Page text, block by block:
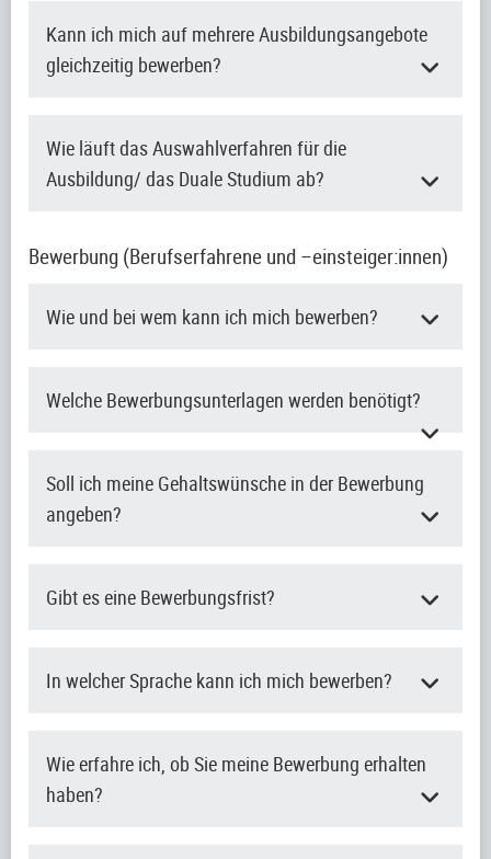
Kann ich mich auf mehrere Ausbildungsangebote
gleichzeitig bewerben?
Wie läuft das Auswahlverfahren für die
Ausbildung/ das Duale Studium ab?
Bewerbung (Berufserfahrene und –einsteiger:innen)
Wie und bei wem kann ich mich bewerben?
Welche Bewerbungsunterlagen werden benötigt?
Soll ich meine Gehaltswünsche in der Bewerbung
angeben?
Gibt es eine Bewerbungsfrist?
In welcher Sprache kann ich mich bewerben?
Wie erfahre ich, ob Sie meine Bewerbung erhalten
haben?